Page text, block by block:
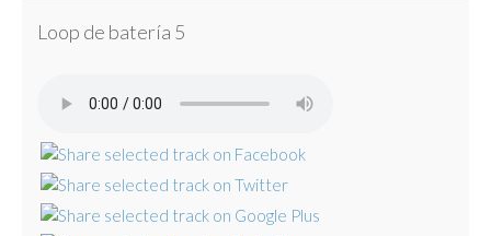
Loop de batería 5